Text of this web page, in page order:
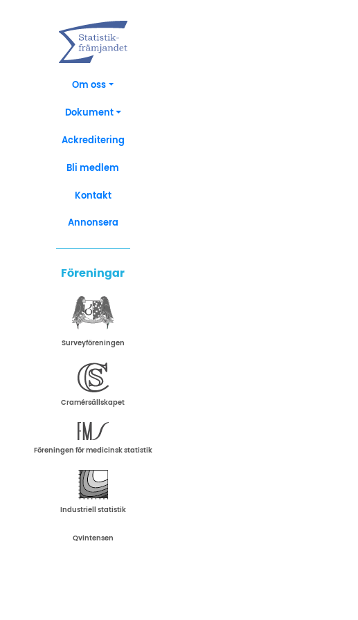
Om oss
Dokument
Ackreditering
Bli medlem
Kontakt
Annonsera
Föreningar
Surveyföreningen
Cramérsällskapet
Föreningen för medicinsk statistik
Industriell statistik
Qvintensen